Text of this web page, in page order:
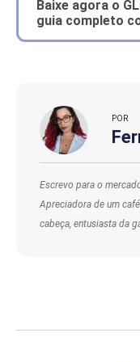
Baixe agora o
guia completo
POR
Escrevo para o
Apreciadora de um
cabeça, entusiasta da